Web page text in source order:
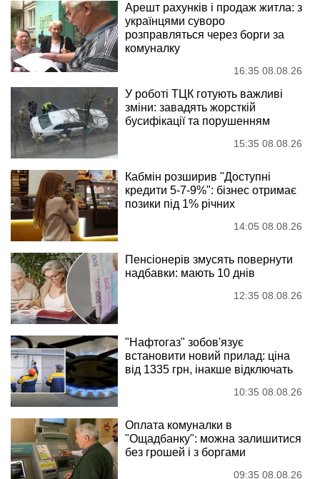
Арешт рахунків і продаж житла: з
українцями суворо
розправляться через борги за
комуналку
16:35 08.08.26
У роботі ТЦК готують важливі
зміни: завадять жорсткій
бусифікації та порушенням
15:35 08.08.26
Кабмін розширив "Доступні
кредити 5-7-9%": бізнес отримає
позики під 1% річних
14:05 08.08.26
Пенсіонерів змусять повернути
надбавки: мають 10 днів
12:35 08.08.26
"Нафтогаз" зобов'язує
встановити новий прилад: ціна
від 1335 грн, інакше відключать
10:35 08.08.26
Оплата комуналки в
"Ощадбанку": можна залишитися
без грошей і з боргами
09:35 08.08.26